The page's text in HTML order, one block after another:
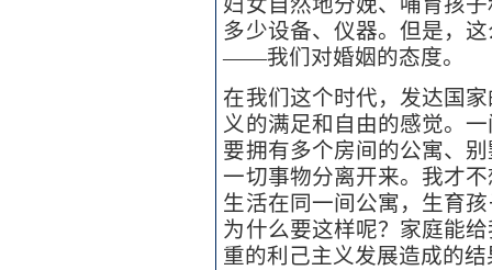
多少设备、仪器。但是，
——我们对婚姻的态度。
在我们这个时代，发达国
义的满足和自由的感觉。
要拥有多个房间的公寓、
一切事物分离开来。我才
生活在同一间公寓，生育
为什么要这样呢？家庭能
重的利己主义发展造成的结